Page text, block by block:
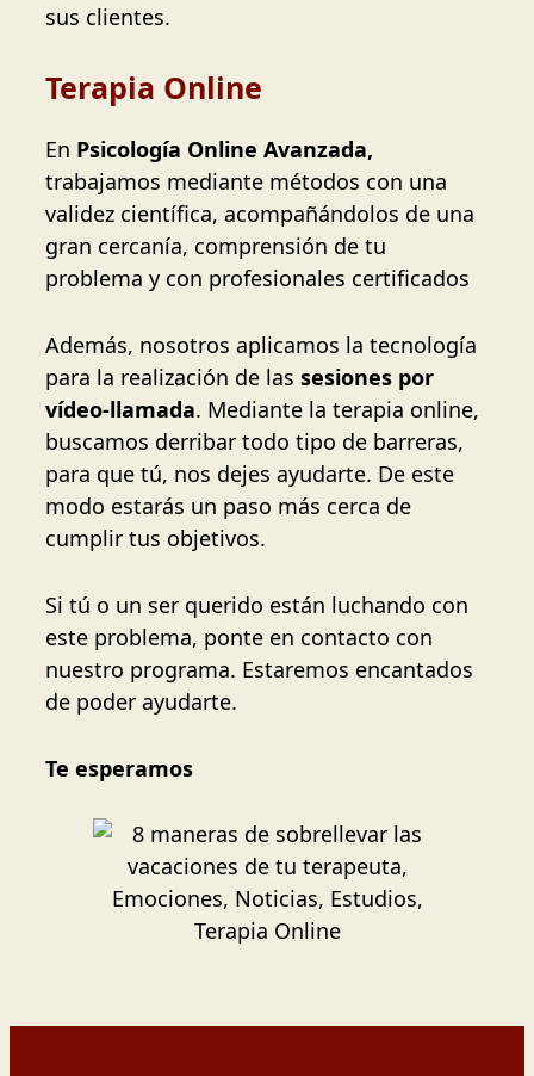
sus clientes.
Terapia Online
En Psicología Online Avanzada,
trabajamos mediante métodos con una
validez científica, acompañándolos de una
gran cercanía, comprensión de tu
problema y con profesionales certificados
Además, nosotros aplicamos la tecnología
para la realización de las sesiones por
vídeo-llamada. Mediante la terapia online,
buscamos derribar todo tipo de barreras,
para que tú, nos dejes ayudarte. De este
modo estarás un paso más cerca de
cumplir tus objetivos.
Si tú o un ser querido están luchando con
este problema, ponte en contacto con
nuestro programa. Estaremos encantados
de poder ayudarte.
Te esperamos